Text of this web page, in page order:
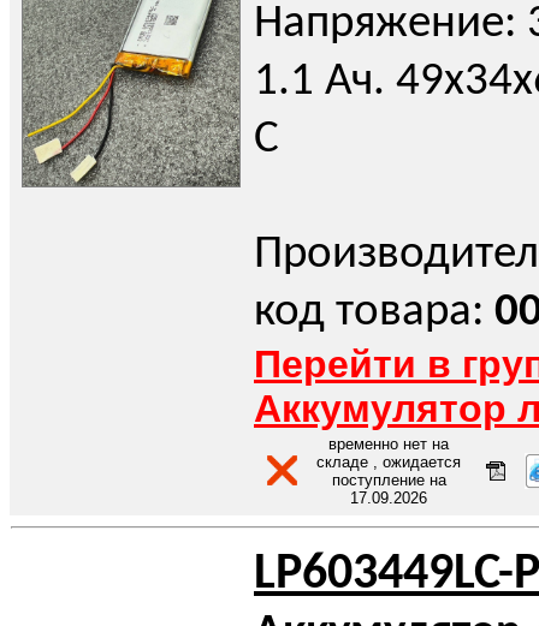
Напряжение:
1.1 Ач.
С
код товара:
Перейти в
Аккумулятор
временно нет на
складе , ожидается
поступление на
17.09.2026
LP603449LC-